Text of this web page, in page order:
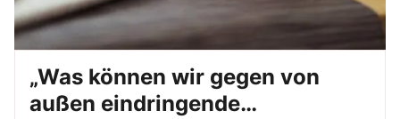
„Was können wir gegen von
außen eindringende